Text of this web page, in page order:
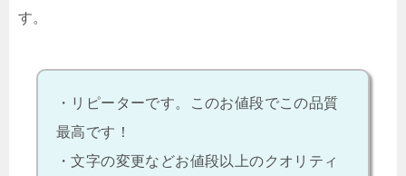
す。
・リピーターです。このお値段でこの品質
最高です！
・文字の変更などお値段以上のクオリティ